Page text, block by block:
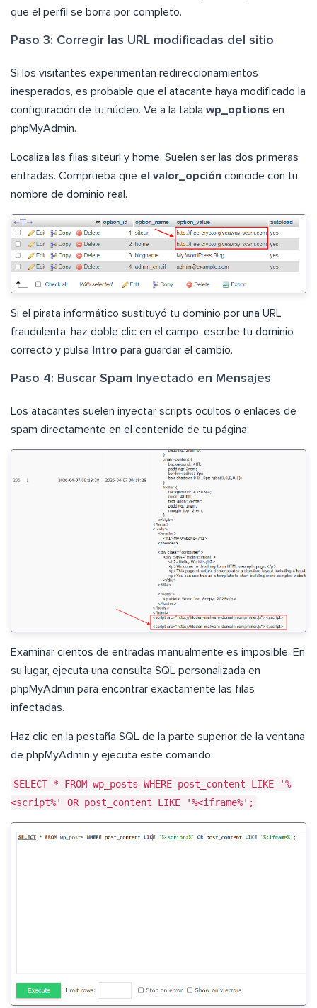
que el perfil se borra por completo.
Paso 3: Corregir las URL modificadas del sitio
Si los visitantes experimentan redireccionamientos
inesperados, es probable que el atacante haya modificado la
configuración de tu núcleo. Ve a la tabla wp_options en
phpMyAdmin.
Localiza las filas siteurl y home. Suelen ser las dos primeras
entradas. Comprueba que el valor_opción coincide con tu
nombre de dominio real.
Si el pirata informático sustituyó tu dominio por una URL
fraudulenta, haz doble clic en el campo, escribe tu dominio
correcto y pulsa
Intro para guardar el cambio.
Paso 4: Buscar Spam Inyectado en Mensajes
Los atacantes suelen inyectar scripts ocultos o enlaces de
spam directamente en el contenido de tu página.
Examinar cientos de entradas manualmente es imposible. En
su lugar, ejecuta una consulta SQL personalizada en
phpMyAdmin para encontrar exactamente las filas
infectadas.
Haz clic en la pestaña SQL de la parte superior de la ventana
de phpMyAdmin y ejecuta este comando:
SELECT * FROM wp_posts WHERE post_content LIKE '%
<script%' OR post_content LIKE '%<iframe%';